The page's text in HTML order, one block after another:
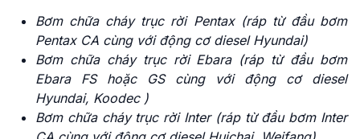
Bơm chữa cháy trục rời Pentax (ráp từ đầu bơm
Pentax CA cùng với động cơ diesel Hyundai)
Bơm chữa cháy trục rời Ebara (ráp từ đầu bơm
Ebara FS hoặc GS cùng với động cơ diesel
Hyundai, Koodec )
Bơm chữa cháy trục rời Inter (ráp từ đầu bơm Inter